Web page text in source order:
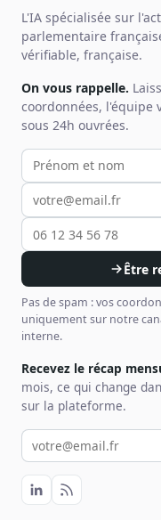
L'IA spécialisée sur
parlementaire
vérifiable, française.
On vous rappelle.
coordonnées, l'équipe
sous 24h ouvrées.
Votre prénom et nom
Votre email
Votre téléphone
Être
Pas de spam : vos
uniquement sur notre
interne.
Recevez le récap
mois, ce qui change
sur la plateforme.
Votre email pour la